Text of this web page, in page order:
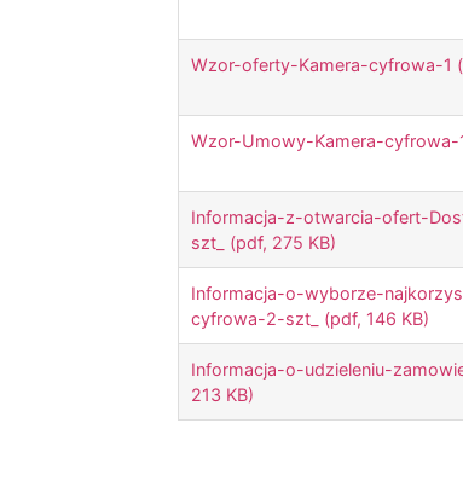
Wzor-oferty-Kamera-cyfrowa-1
Wzor-Umowy-Kamera-cyfrowa-
Informacja-z-otwarcia-ofert-
szt_ (pdf, 275 KB)
Informacja-o-wyborze-
cyfrowa-2-szt_ (pdf, 146 KB)
Informacja-o-udzieleniu-
213 KB)